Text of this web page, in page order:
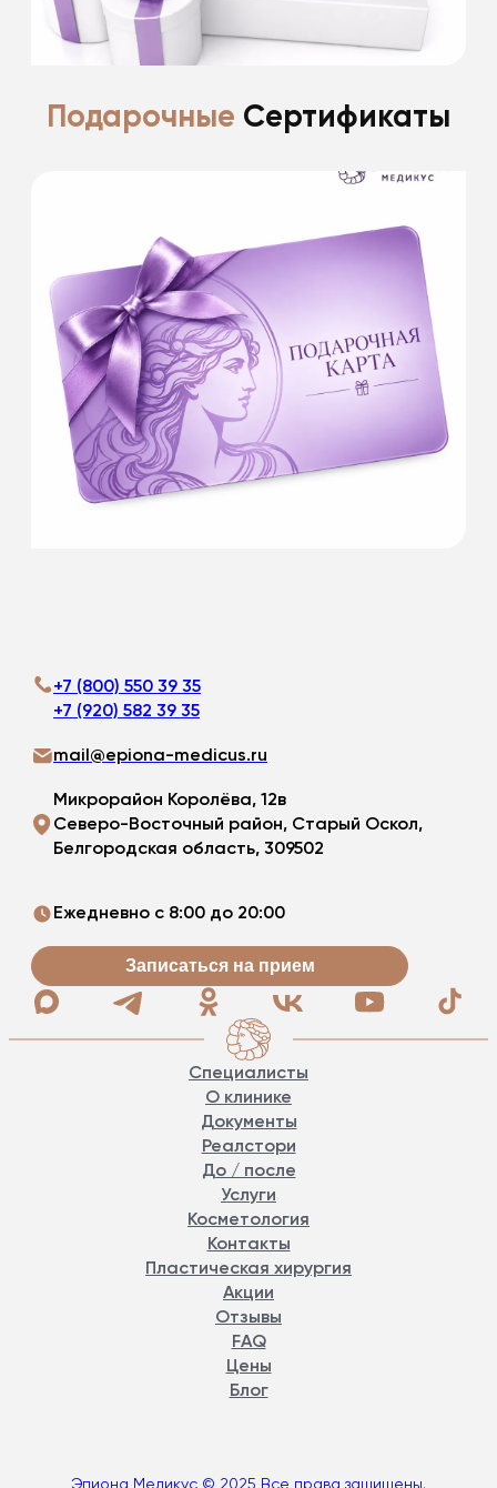
Подарочные Сертификаты
У нас вы сможете приобрести
ПОДАРОЧНЫЕ КАРТЫ номиналом:
5 000 руб.
10 000 руб.
Это будет самый лучший подарок. Красота
+7 (800) 550 39 35
+7 (920) 582 39 35
mail@epiona-medicus.ru
Микрорайон Королёва, 12в
Северо-Восточный район, Старый Оскол,
Белгородская область, 309502
Ежедневно с 8:00 до 20:00
Записаться на прием
Специалисты
О клинике
Документы
Реалстори
До / после
Услуги
Косметология
Контакты
Пластическая хирургия
Акции
Отзывы
FAQ
Цены
Блог
Эпиона Медикус © 2025 Все права защищены.